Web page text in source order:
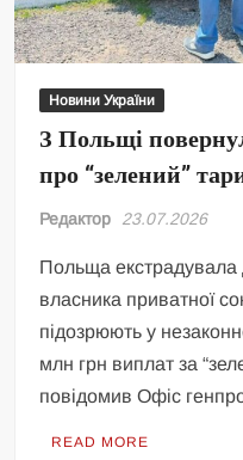
Новини України
З Польщі
про “зелений”
Редактор 23.07.2026
Польща екстрадувала
власника приватної
підозрюють у
млн грн виплат за
повідомив Офіс
READ MORE